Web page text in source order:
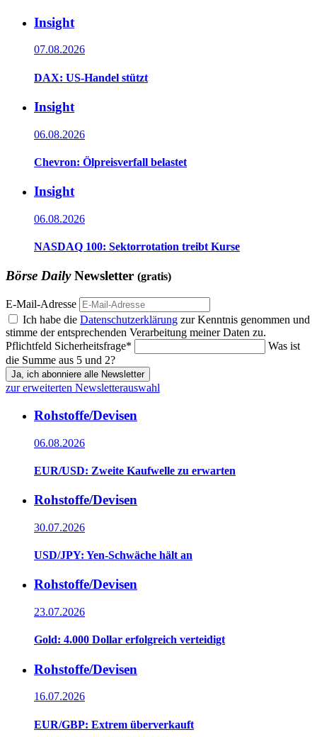
Insight
07.08.2026
DAX: US-Handel stützt
Insight
06.08.2026
Chevron: Ölpreisverfall belastet
Insight
06.08.2026
NASDAQ 100: Sektorrotation treibt Kurse
Börse DailyNewsletter (gratis)
E-Mail-Adresse
Ich habe die Datenschutzerklärung zur Kenntnis genommen und
stimme der entsprechenden Verarbeitung meiner Daten zu.
Pflichtfeld Sicherheitsfrage*
Was ist
die Summe aus 5 und 2?
Ja, ich abonniere alle Newsletter
zur erweiterten Newsletterauswahl
Rohstoffe/Devisen
06.08.2026
EUR/USD: Zweite Kaufwelle zu erwarten
Rohstoffe/Devisen
30.07.2026
USD/JPY: Yen-Schwäche hält an
Rohstoffe/Devisen
23.07.2026
Gold: 4.000 Dollar erfolgreich verteidigt
Rohstoffe/Devisen
16.07.2026
EUR/GBP: Extrem überverkauft